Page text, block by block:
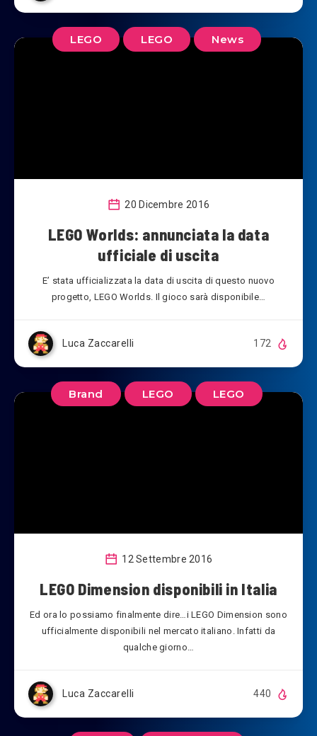
LEGO LEGO News
20 Dicembre 2016
LEGO Worlds: annunciata la data
ufficiale di uscita
E’ stata ufficializzata la data di uscita di questo nuovo
progetto, LEGO Worlds. Il gioco sarà disponibile…
Luca Zaccarelli 172
Brand LEGO LEGO
12 Settembre 2016
LEGO Dimension disponibili in Italia
Ed ora lo possiamo finalmente dire…i LEGO Dimension sono
ufficialmente disponibili nel mercato italiano. Infatti da
qualche giorno…
Luca Zaccarelli 440